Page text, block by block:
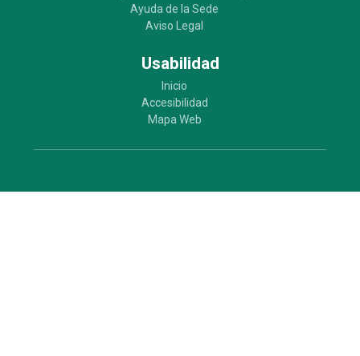
Ayuda de la Sede
Aviso Legal
Usabilidad
Inicio
Accesibilidad
Mapa Web